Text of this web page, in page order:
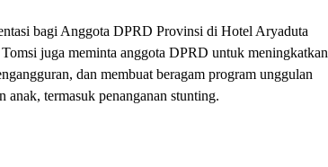
bagi Anggota DPRD Provinsi di Hotel Aryaduta
juga meminta anggota DPRD untuk meningkatkan
dan membuat beragam program unggulan
anak, termasuk penanganan stunting.